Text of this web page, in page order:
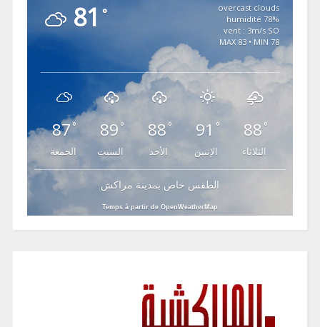
81 °
overcast clouds
78% humidité
vent : 3m/s SO
MAX 83 • MIN 78
87°
الجمعة
89 °
السبت
88°
الأحد
91 °
الإثنين
88 °
الثلاثاء
الطقس خاص بمدينة مراكش
Temps à partir de OpenWeatherMap